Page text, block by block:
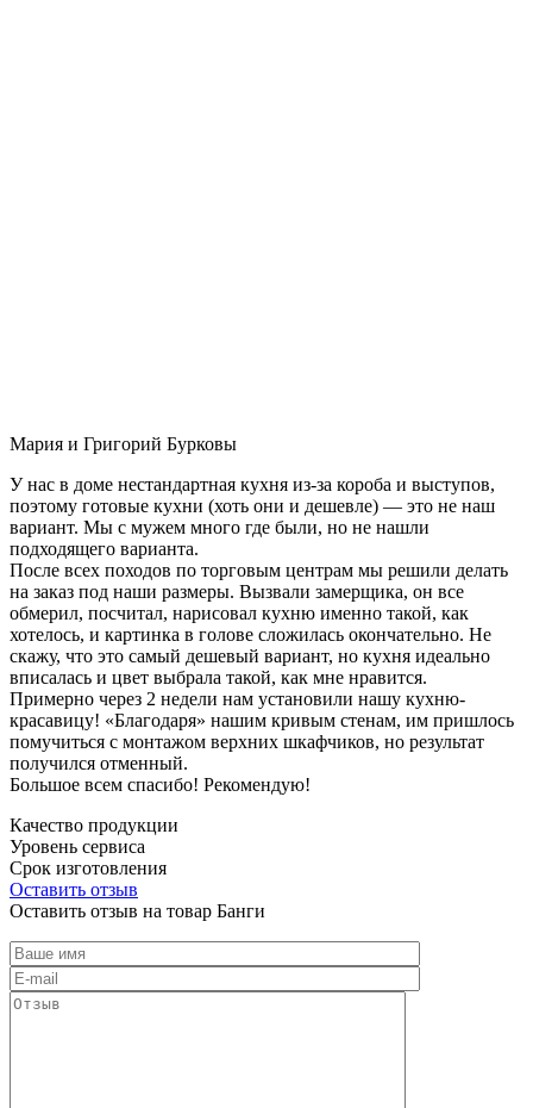
Мария и Григорий Бурковы
У нас в доме нестандартная кухня из-за короба и выступов,
поэтому готовые кухни (хоть они и дешевле) — это не наш
вариант. Мы с мужем много где были, но не нашли
подходящего варианта.
После всех походов по торговым центрам мы решили делать
на заказ под наши размеры. Вызвали замерщика, он все
обмерил, посчитал, нарисовал кухню именно такой, как
хотелось, и картинка в голове сложилась окончательно. Не
скажу, что это самый дешевый вариант, но кухня идеально
вписалась и цвет выбрала такой, как мне нравится.
Примерно через 2 недели нам установили нашу кухню-
красавицу! «Благодаря» нашим кривым стенам, им пришлось
помучиться с монтажом верхних шкафчиков, но результат
получился отменный.
Большое всем спасибо! Рекомендую!
Качество продукции
Уровень сервиса
Срок изготовления
Оставить отзыв
Оставить отзыв на товар Банги